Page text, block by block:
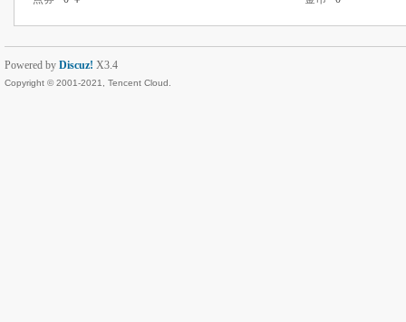
Powered by Discuz! X3.4
Copyright © 2001-2021, Tencent Cloud.